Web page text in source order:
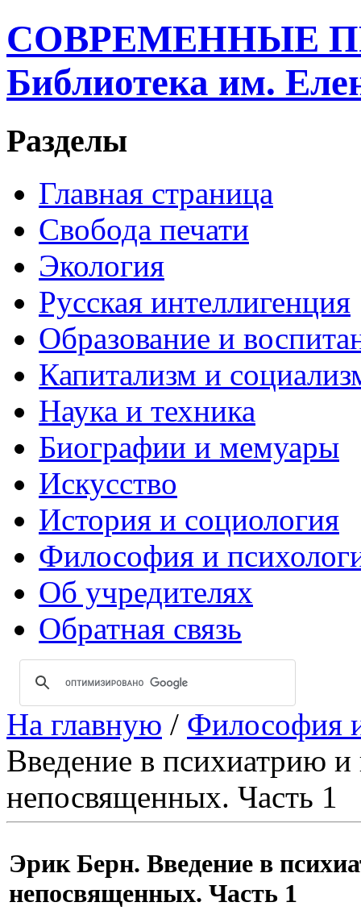
СОВРЕМЕННЫЕ
Библиотека им.
Разделы
Главная страница
Свобода печати
Экология
Русская интеллигенция
Образование и
Капитализм и
Наука и техника
Биографии и мемуары
Искусство
История и социология
Философия и
Об учредителях
Обратная связь
На главную / Философия
Введение в психиатрию и
непосвященных. Часть 1
Эрик Берн. Введение в
непосвященных. Часть 1